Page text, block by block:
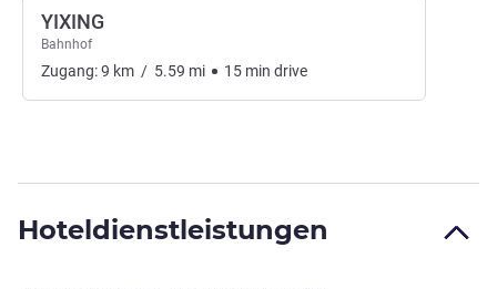
YIXING
Bahnhof
Zugang:9 km / 5.59 mi 15 min drive
Hoteldienstleistungen